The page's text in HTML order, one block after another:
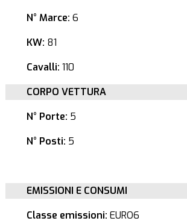
N° Marce: 6
KW: 81
Cavalli: 110
CORPO VETTURA
N° Porte: 5
N° Posti: 5
EMISSIONI E CONSUMI
Classe emissioni: EURO6